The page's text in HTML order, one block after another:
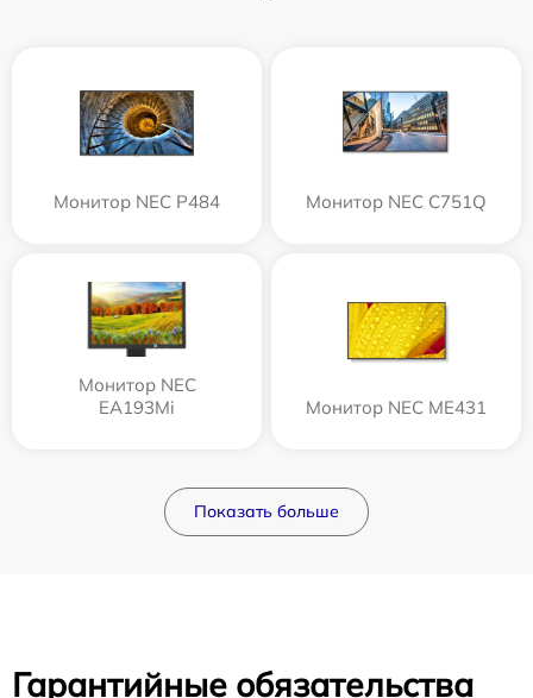
Монитор NEC P484 Монитор NEC C751Q
Монитор NEC
EA193Mi
Монитор NEC ME431
Показать больше
Гарантийные обязательства